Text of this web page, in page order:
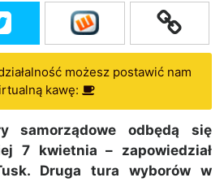
możesz postawić nam
kawę:
samorządowe odbędą się
7 kwietnia – zapowiedział
Druga tura wyborów w